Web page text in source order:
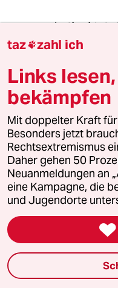
5
Lina E.
6 Nabu-Ranking
Kreuzfahrer
taz
Folgen Sie uns
Ressorts
taz zahl ich
Links
bekämpfen
Mit doppelter Kraft
Besonders jetzt
Rechtsextremismus
Daher gehen 50
Neuanmeldungen an
eine Kampagne, die
und Jugendorte
